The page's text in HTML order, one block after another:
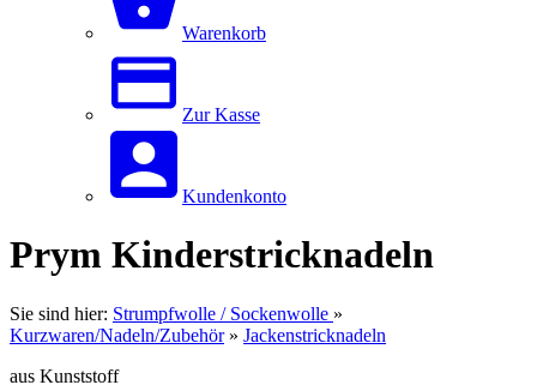
Warenkorb
Zur Kasse
Kundenkonto
Prym Kinderstricknadeln
Sie sind hier: Strumpfwolle / Sockenwolle »
Kurzwaren/Nadeln/Zubehör» Jackenstricknadeln
aus Kunststoff